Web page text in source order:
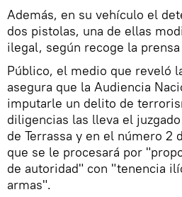
Además, en su vehículo el
dos pistolas, una de ellas
ilegal, según recoge la
Público, el medio que reveló
asegura que la Audiencia
imputarle un delito de
diligencias las lleva el
de Terrassa y en el número 2
que se le procesará por
de autoridad" con "tenencia
armas".